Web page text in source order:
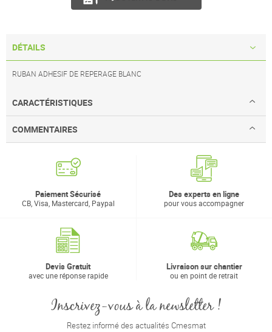
DÉTAILS
RUBAN ADHESIF DE REPERAGE BLANC
CARACTÉRISTIQUES
COMMENTAIRES
Paiement Sécurisé
CB, Visa, Mastercard, Paypal
Des experts en ligne
pour vous accompagner
Devis Gratuit
avec une réponse rapide
Livraison sur chantier
ou en point de retrait
Inscrivez-vous à la newsletter !
Restez informé des actualités Cmesmat